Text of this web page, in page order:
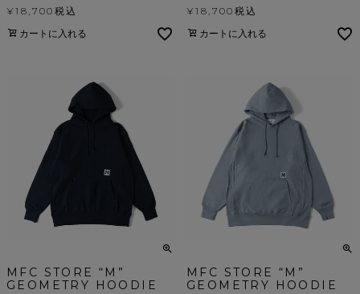
¥18,700 税込
カートに入れる
¥18,700 税込
カートに入れる
MFC STORE “M”
GEOMETRY HOODIE
MFC STORE “M”
GEOMETRY HOODIE